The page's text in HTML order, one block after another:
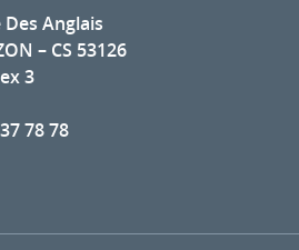
Anglais
– CS 53126
3
78 78